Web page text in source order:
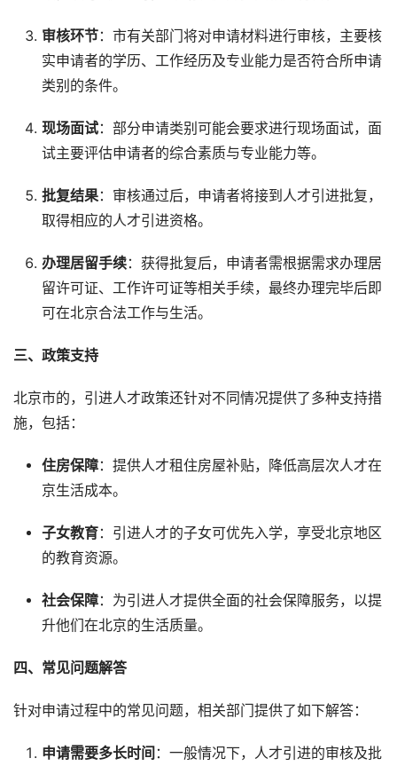
审核环节：市有关部门将对申请材料进行审核，主要核
实申请者的学历、工作经历及专业能力是否符合所申请
类别的条件。
现场面试：部分申请类别可能会要求进行现场面试，面
试主要评估申请者的综合素质与专业能力等。
批复结果：审核通过后，申请者将接到人才引进批复，
取得相应的人才引进资格。
办理居留手续：获得批复后，申请者需根据需求办理居
留许可证、工作许可证等相关手续，最终办理完毕后即
可在北京合法工作与生活。
三、政策支持
北京市的，引进人才政策还针对不同情况提供了多种支持措
施，包括：
住房保障：提供人才租住房屋补贴，降低高层次人才在
京生活成本。
子女教育：引进人才的子女可优先入学，享受北京地区
的教育资源。
社会保障：为引进人才提供全面的社会保障服务，以提
升他们在北京的生活质量。
四、常见问题解答
针对申请过程中的常见问题，相关部门提供了如下解答：
申请需要多长时间 ：一般情况下，人才引进的审核及批